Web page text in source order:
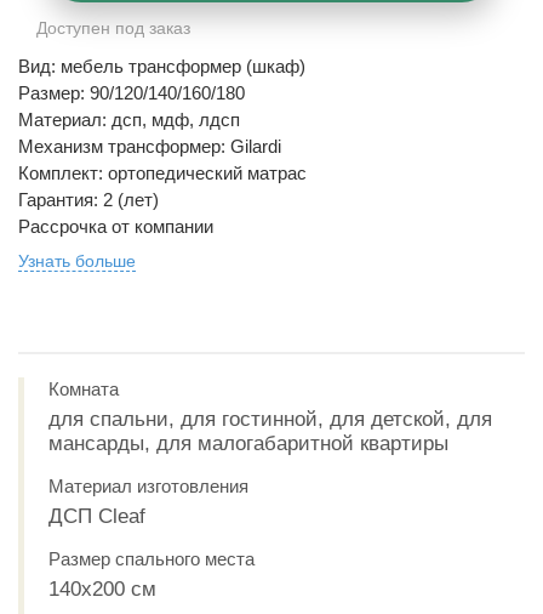
Доступен под заказ
Вид: мебель трансформер (шкаф)
Размер: 90/120/140/160/180
Материал: дсп, мдф, лдсп
Механизм трансформер: Gilardi
Комплект: ортопедический матрас
Гарантия: 2 (лет)
Рассрочка от компании
Узнать больше
Комната
для спальни, для гостинной, для детской, для
мансарды, для малогабаритной квартиры
Материал изготовления
ДСП Cleaf
Размер спального места
140х200 см